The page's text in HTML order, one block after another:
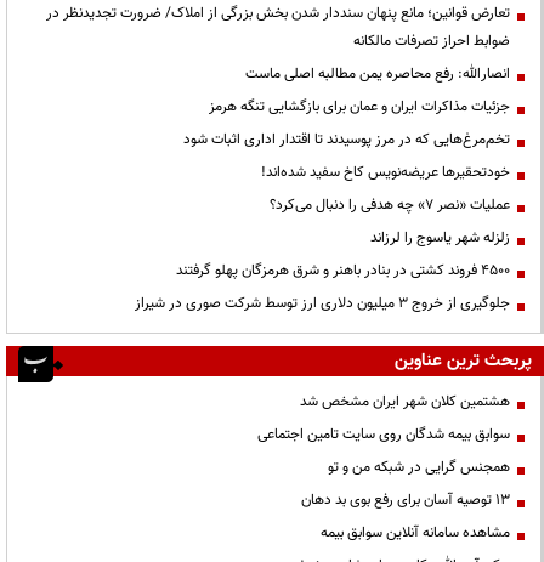
تعارض قوانین؛ مانع پنهان سنددار شدن بخش بزرگی از املاک/ ضرورت تجدیدنظر در
ضوابط احراز تصرفات مالکانه
انصارالله: رفع محاصره یمن مطالبه اصلی ماست
جزئیات مذاکرات ایران و عمان برای بازگشایی تنگه هرمز
تخم‌مرغ‌هایی که در مرز پوسیدند تا اقتدار اداری اثبات شود
خودتحقیرها عریضه‌نویس کاخ سفید شده‌اند!
عملیات «نصر ۷» چه هدفی را دنبال می‌کرد؟
زلزله شهر یاسوج را لرزاند
۴۵۰۰ فروند کشتی در بنادر باهنر و شرق هرمزگان پهلو گرفتند
جلوگیری از خروج ۳ میلیون دلاری ارز توسط شرکت صوری در شیراز
پربحث ترین عناوین
هشتمین کلان شهر ایران مشخص شد
سوابق بیمه شدگان روی سایت تامین اجتماعی
همجنس گرایی در شبکه من و تو
13 توصیه آسان برای رفع بوی بد دهان
مشاهده سامانه آنلاين سوابق بیمه